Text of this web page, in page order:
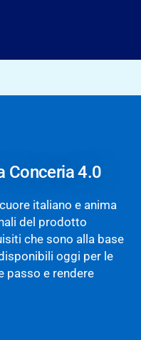
Conceria 4.0
italiano e anima
del prodotto
che sono alla base
oggi per le
passo e rendere